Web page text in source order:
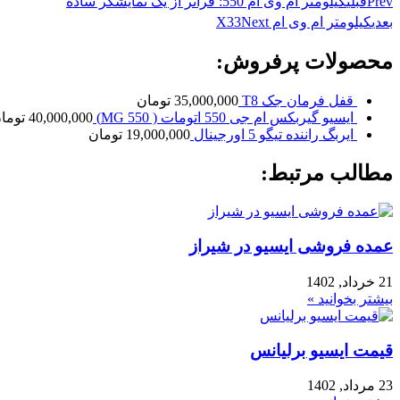
بعدیکیلومتر ام وی ام X33 Next
محصولات پرفروش:
قفل فرمان جک T8 35,000,000 تومان
ایسیو گیربکس ام جی 550 اتومات ( MG 550)
40,000,000
ایربگ راننده تیگو 5 اورجینال
19,000,000 تومان
مطالب مرتبط:
عمده فروشی ایسیو در شیراز
21 خرداد, 1402
بیشتر بخوانید »
قیمت ایسیو برلیانس
23 مرداد, 1402